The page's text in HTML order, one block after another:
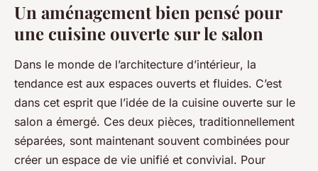
Un aménagement bien pensé pour
une cuisine ouverte sur le salon
Dans le monde de l’architecture d’intérieur, la
tendance est aux espaces ouverts et fluides. C’est
dans cet esprit que l’idée de la cuisine ouverte sur le
salon a émergé. Ces deux pièces, traditionnellement
séparées, sont maintenant souvent combinées pour
créer un espace de vie unifié et convivial. Pour